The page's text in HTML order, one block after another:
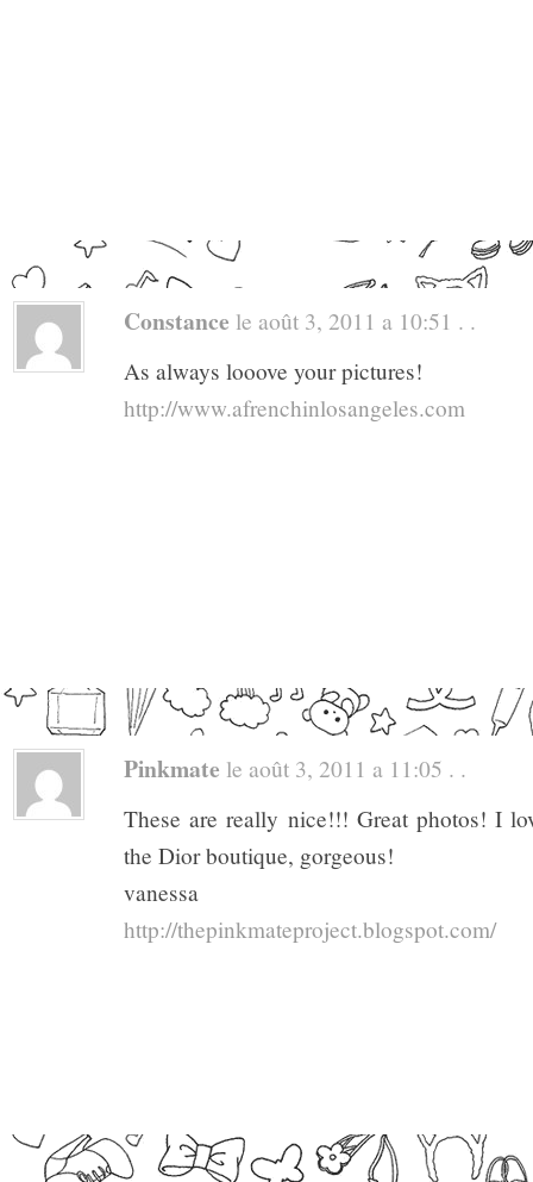
Constance le août 3, 2011 a 10:51 . .
As always looove your pictures!
http://www.afrenchinlosangeles.com
Pinkmate le août 3, 2011 a 11:05 . .
These are really nice!!! Great photos! I
the Dior boutique, gorgeous!
vanessa
http://thepinkmateproject.blogspot.com/